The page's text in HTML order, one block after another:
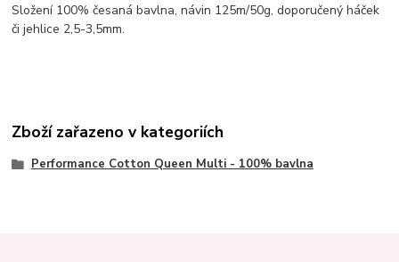
Složení 100% česaná bavlna, návin 125m/50g, doporučený háček
či jehlice 2,5-3,5mm.
Zboží zařazeno v kategoriích
Performance Cotton Queen Multi - 100% bavlna